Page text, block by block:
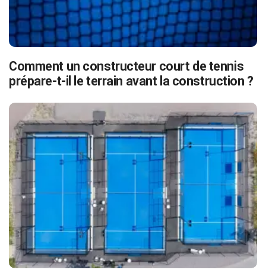
Comment un constructeur court de tennis
prépare-t-il le terrain avant la construction ?